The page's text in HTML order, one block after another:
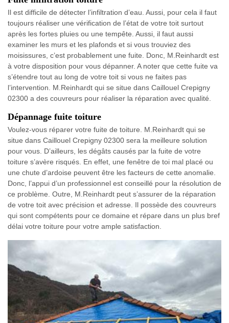
Il est difficile de détecter l’infiltration d’eau. Aussi, pour cela il faut
toujours réaliser une vérification de l’état de votre toit surtout
après les fortes pluies ou une tempête. Aussi, il faut aussi
examiner les murs et les plafonds et si vous trouviez des
moisissures, c’est probablement une fuite. Donc, M.Reinhardt est
à votre disposition pour vous dépanner. A noter que cette fuite va
s’étendre tout au long de votre toit si vous ne faites pas
l’intervention. M.Reinhardt qui se situe dans Caillouel Crepigny
02300 a des couvreurs pour réaliser la réparation avec qualité.
Dépannage fuite toiture
Voulez-vous réparer votre fuite de toiture. M.Reinhardt qui se
situe dans Caillouel Crepigny 02300 sera la meilleure solution
pour vous. D’ailleurs, les dégâts causés par la fuite de votre
toiture s’avère risqués. En effet, une fenêtre de toi mal placé ou
une chute d’ardoise peuvent être les facteurs de cette anomalie.
Donc, l’appui d’un professionnel est conseillé pour la résolution de
ce problème. Outre, M.Reinhardt peut s’assurer de la réparation
de votre toit avec précision et adresse. Il possède des couvreurs
qui sont compétents pour ce domaine et répare dans un plus bref
délai votre toiture pour votre ample satisfaction.